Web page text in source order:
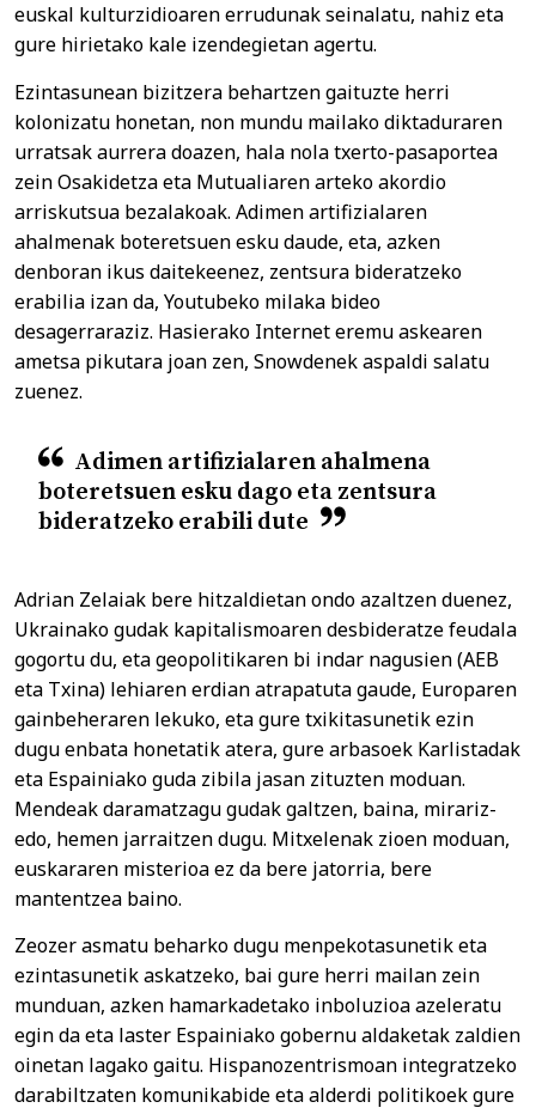
euskal kulturzidioaren errudunak seinalatu, nahiz eta
gure hirietako kale izendegietan agertu.
Ezintasunean bizitzera behartzen gaituzte herri
kolonizatu honetan, non mundu mailako diktaduraren
urratsak aurrera doazen, hala nola txerto-pasaportea
zein Osakidetza eta Mutualiaren arteko akordio
arriskutsua bezalakoak. Adimen artifizialaren
ahalmenak boteretsuen esku daude, eta, azken
denboran ikus daitekeenez, zentsura bideratzeko
erabilia izan da, Youtubeko milaka bideo
desagerraraziz. Hasierako Internet eremu askearen
ametsa pikutara joan zen, Snowdenek aspaldi salatu
zuenez.
Adimen artifizialaren ahalmena
boteretsuen esku dago eta zentsura
bideratzeko erabili dute
Adrian Zelaiak bere hitzaldietan ondo azaltzen duenez,
Ukrainako gudak kapitalismoaren desbideratze feudala
gogortu du, eta geopolitikaren bi indar nagusien (AEB
eta Txina) lehiaren erdian atrapatuta gaude, Europaren
gainbeheraren lekuko, eta gure txikitasunetik ezin
dugu enbata honetatik atera, gure arbasoek Karlistadak
eta Espainiako guda zibila jasan zituzten moduan.
Mendeak daramatzagu gudak galtzen, baina, mirariz-
edo, hemen jarraitzen dugu. Mitxelenak zioen moduan,
euskararen misterioa ez da bere jatorria, bere
mantentzea baino.
Zeozer asmatu beharko dugu menpekotasunetik eta
ezintasunetik askatzeko, bai gure herri mailan zein
munduan, azken hamarkadetako inboluzioa azeleratu
egin da eta laster Espainiako gobernu aldaketak zaldien
oinetan lagako gaitu. Hispanozentrismoan integratzeko
darabiltzaten komunikabide eta alderdi politikoek gure